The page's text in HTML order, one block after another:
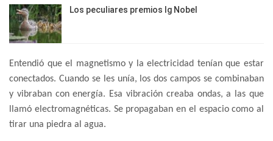
Los peculiares premios Ig Nobel
Entendió que el magnetismo y la electricidad tenían que estar
conectados. Cuando se les unía, los dos campos se combinaban
y vibraban con energía. Esa vibración creaba ondas, a las que
llamó electromagnéticas. Se propagaban en el espacio como al
tirar una piedra al agua.